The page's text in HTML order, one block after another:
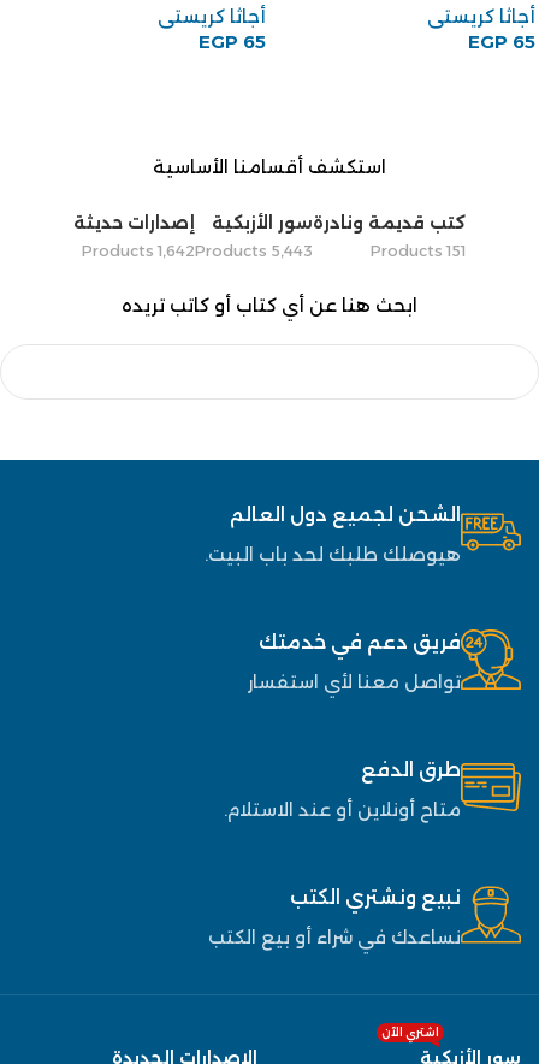
أجاثا كريستى
EGP 65
أجاثا كريستى
EGP 65
استكشف أقسامنا الأساسية
كتب قديمة ونادرة
151 Products
سور الأزبكية
5٬443 Products
إصدارات حديثة
1٬642 Products
ابحث هنا عن أي كتاب أو كاتب تريده
الشحن لجميع دول العالم
هيوصلك طلبك لحد باب البيت.
فريق دعم في خدمتك
تواصل معنا لأي استفسار
طرق الدفع
متاح أونلاين أو عند الاستلام.
نبيع ونشتري الكتب
نساعدك في شراء أو بيع الكتب
سور الأزبكية
اشتري الآن
الإصدارات الجديدة